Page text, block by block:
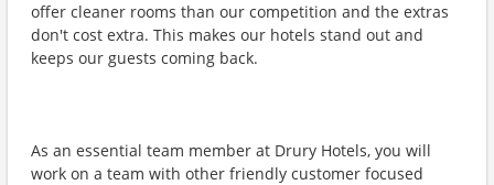
offer cleaner rooms than our competition and the extras
don't cost extra. This makes our hotels stand out and
keeps our guests coming back.
As an essential team member at Drury Hotels, you will
work on a team with other friendly customer focused